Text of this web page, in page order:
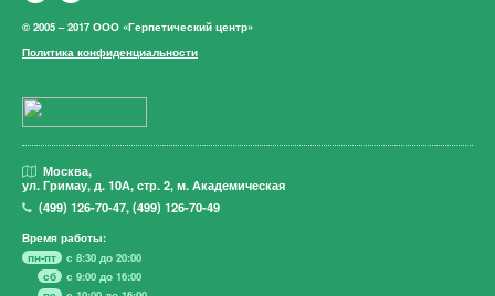
© 2005 – 2017 ООО «Герпетический центр»
Политика конфиденциальности
Москва,
ул. Гримау,д. 10А, стр. 2, м. Академическая
(499)126-70-47,(499)126-70-49
Время работы:
пн-пт
с 8:30 до 20:00
сб
с 9:00 до 16:00